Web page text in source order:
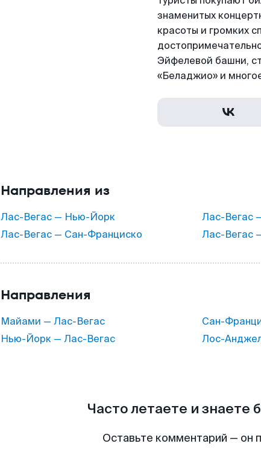
знаменитых
красоты и громких
Эйфелевой башни,
«Беладжио» и
Направления из
Лас-Вегас — Нью-Йорк
Лас-Вегас — Сан-Франциско
Лас-Вегас
Лас-Вегас
Направления
Майами — Лас-Вегас
Нью-Йорк — Лас-Вегас
Сан-
Лос-
Часто летаете и знаете
Оставьте комментарий — он